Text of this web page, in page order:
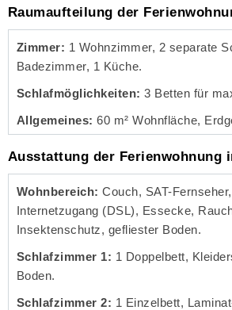
Raumaufteilung der
Zimmer: 1 Wohnzimmer, 2 separate
Badezimmer, 1 Küche.
Schlafmöglichkeiten:3 Betten für
Allgemeines:60 m² Wohnfläche,
Ausstattung der Ferienwohnung
Wohnbereich: Couch, SAT-
Internetzugang (DSL), Essecke,
Insektenschutz, gefliester Boden.
Schlafzimmer 1: 1 Doppelbett,
Boden.
Schlafzimmer 2: 1 Einzelbett,